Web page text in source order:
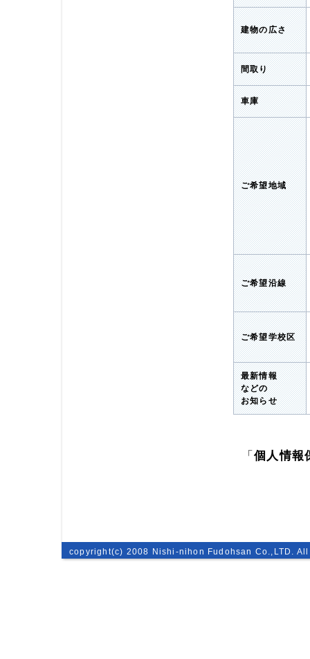
建物の広さ
間取り
車庫
ご希望地域
ご希望沿線
ご希望学校区
最新情報
などの
お知らせ
「個人情報
copyright(c) 2008 Nishi-nihon Fudohsan Co.,LTD.